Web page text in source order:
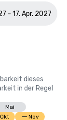
- 17. Apr. 2027
dieses
in der Regel
Mai
Okt
Nov